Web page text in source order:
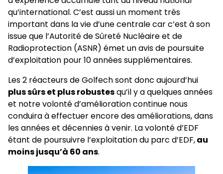
qu’international. C’est aussi un moment très
important dans la vie d’une centrale car c’est à son
issue que l’Autorité de Sûreté Nucléaire et de
Radioprotection (ASNR) émet un avis de poursuite
d’exploitation pour 10 années supplémentaires.
Les 2 réacteurs de Golfech sont donc aujourd’hui
plus sûrs et plus robustesqu’il y a quelques années
et notre volonté d’amélioration continue nous
conduira à effectuer encore des améliorations, dans
les années et décennies à venir. La volonté d’EDF
étant de poursuivre l’exploitation du parc d’EDF,au
moins jusqu’à 60 ans.